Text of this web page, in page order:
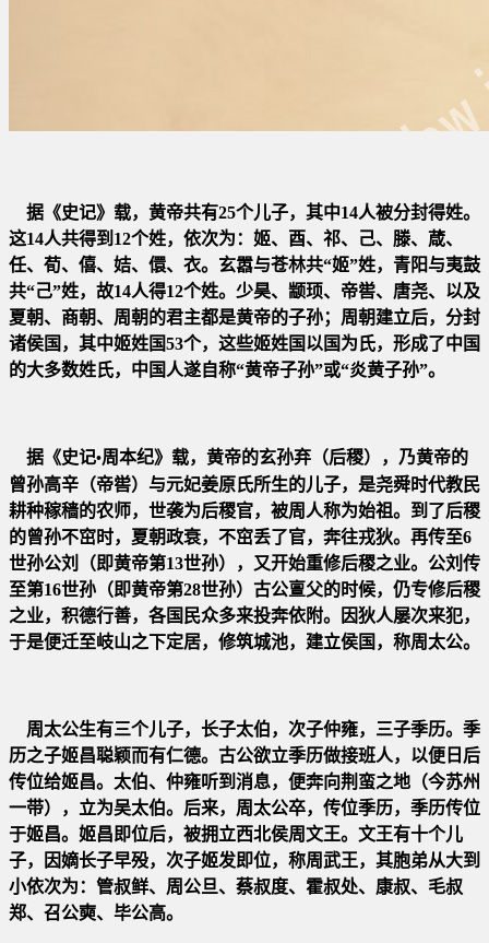
据《史记》载，黄帝共有25个儿子，其中14人被分封得姓。
这14人共得到12个姓，依次为：姬、酉、祁、己、滕、葴、
任、 荀、僖、姞、 儇、衣。玄嚣与苍林共“姬”姓，青阳与夷鼓
共“己”姓，故14人得12个姓。少昊、颛顼、帝喾、唐尧、以及
夏朝、 商朝、周朝的君主都是黄帝的子孙；周朝建立后，分封
诸侯国，其中姬姓国53个，这些姬姓国以国为氏，形成了中国
的大多数姓氏，中国人遂自称“黄帝子孙”或“炎黄子孙”。
据《史记•周本纪》载，黄帝的玄孙弃（后稷），乃黄帝的
曾孙高辛（帝喾）与元妃姜原氏所生的儿子，是尧舜时代教民
耕种稼穑的农师，世袭为后稷官，被周人称为始祖。到了后稷
的曾孙不窋时，夏朝政衰，不窋丢了官，奔往戎狄。再传至6
世孙公刘（即黄帝第13世孙），又开始重修后稷之业。公刘传
至第16世孙（即黄帝第28世孙）古公亶父的时候，仍专修后稷
之业， 积德行善，各国民众多来投奔依附。因狄人屡次来犯，
于是便迁至岐山之下定居，修筑城池，建立侯国，称周太公。
周太公生有三个儿子，长子太伯，次子仲雍，三子季历。 季
历之子姬昌聪颖而有仁德。古公欲立季历做接班人，以便日后
传位给姬昌。太伯、仲雍听到消息，便奔向荆蛮之地（今苏州
一带），立为吴太伯。后来，周太公卒，传位季历，季历传位
于姬昌。姬昌即位后，被拥立西北侯周文王。文王有十个儿
子，因嫡长子早殁，次子姬发即位，称周武王，其胞弟从大到
小依次为：管叔鲜、周公旦、蔡叔度、霍叔处、康叔、毛叔
郑、召公奭、毕公高。